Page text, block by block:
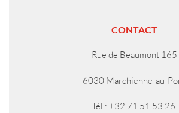
CONTACT
Rue de Beaumont 165
6030 Marchienne-au-
Tél : +32 71 51 53 26